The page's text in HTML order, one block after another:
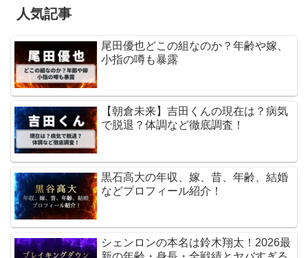
人気記事
尾田優也どこの組なのか？年齢や嫁、
小指の噂も暴露
【朝倉未来】吉田くんの現在は？病気
で脱退？体調など徹底調査！
黒石高大の年収、嫁、昔、年齢、結婚
などプロフィール紹介！
シェンロンの本名は鈴木翔太！2026最